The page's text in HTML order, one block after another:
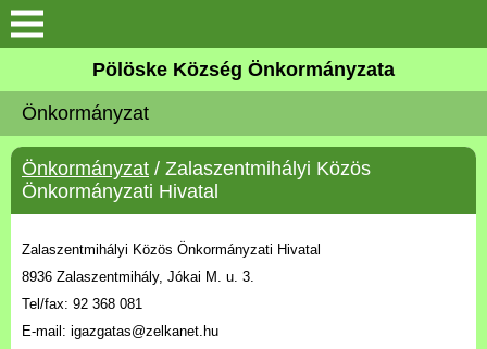
Keresés
Köszöntő
Elérhetőségek
Pölöskéről
Önkormányzat
Látnivalók
Pölöske Község Önkormányzata
Önkormányzat
Önkormányzat / Zalaszentmihályi Közös
Önkormányzati Hivatal
Zalaszentmihályi Közös Önkormányzati Hivatal
8936 Zalaszentmihály, Jókai M. u. 3.
Tel/fax: 92 368 081
E-mail: igazgatas@zelkanet.hu